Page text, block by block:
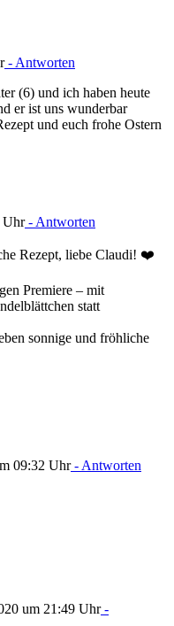
- Antworten
(6) und ich haben heute
er ist uns wunderbar
und euch frohe Ostern
Uhr- Antworten
Rezept, liebe Claudi! ❤️
Premiere – mit
statt
sonnige und fröhliche
09:32 Uhr- Antworten
um 21:49 Uhr-